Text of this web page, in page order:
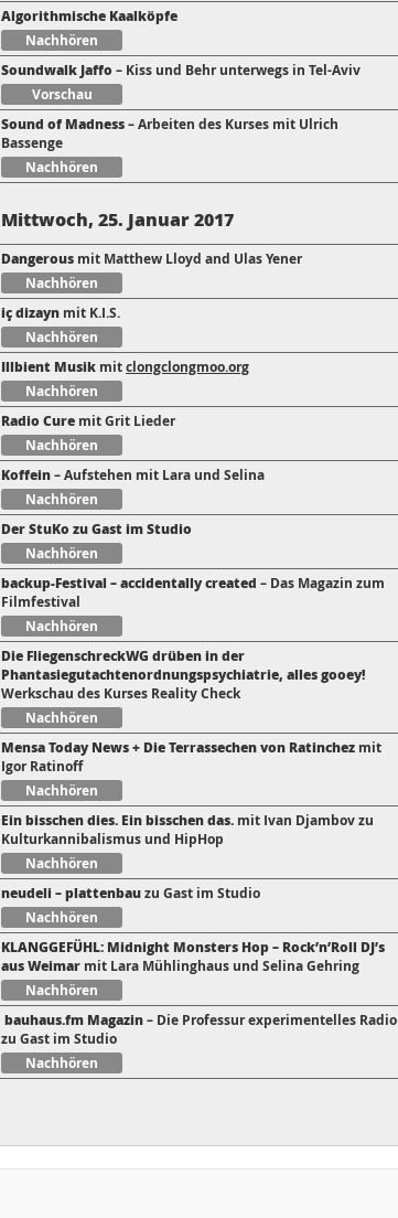
Algorithmische Kaalköpfe
Nachhören
Soundwalk Jaffo – Kiss und Behr unterwegs in Tel-Aviv
Vorschau
Sound of Madness– Arbeiten des Kurses mit Ulrich
Bassenge
Nachhören
Mittwoch, 25. Januar 2017
Dangerous mit Matthew Lloyd and Ulas Yener
Nachhören
iç dizayn mit K.I.S.
Nachhören
Illbient Musik mitclongclongmoo.org
Nachhören
Radio Cure mit Grit Lieder
Nachhören
Koffein– Aufstehen mit Lara und Selina
Nachhören
Der StuKo zu Gast im Studio
Nachhören
backup-Festival – accidentally created – Das Magazin zum
Filmfestival
Nachhören
Die FliegenschreckWG drüben in der
Phantasiegutachtenordnungspsychiatrie, alles gooey!
Werkschau des Kurses Reality Check
Nachhören
Mensa Today News + Die Terrassechen von Ratinchez mit
Igor Ratinoff
Nachhören
Ein bisschen dies. Ein bisschen das. mit Ivan Djambov zu
Kulturkannibalismus und HipHop
Nachhören
neudeli – plattenbauzu Gast im Studio
Nachhören
KLANGGEFÜHL: Midnight Monsters Hop – Rock’n’Roll DJ’s
aus Weimar mit Lara Mühlinghaus und Selina Gehring
Nachhören
bauhaus.fm Magazin– Die Professur experimentelles Radio
zu Gast im Studio
Nachhören